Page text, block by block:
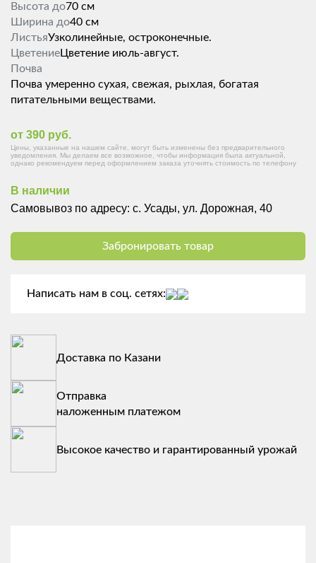
Высота до70 см
Ширина до40 см
ЛистьяУзколинейные, остроконечные.
ЦветениеЦветение июль-август.
Почва
Почва умеренно сухая, свежая, рыхлая, богатая
питательными веществами.
от 390 руб.
Цены, указанные на нашем сайте, могут быть изменены без предварительного
уведомления. Мы делаем все возможное, чтобы информация была актуальной,
однако рекомендуем перед оформлением заказа уточнять стоимость по телефону
В наличии
Самовывоз по адресу: с. Усады, ул. Дорожная, 40
Забронировать товар
Написать нам в соц. сетях:
Доставка по Казани
Отправка
наложенным платежом
Высокое качество и гарантированный урожай